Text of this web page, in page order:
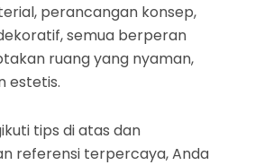
perancangan konsep,
semua berperan
ruang yang nyaman,
estetis.
tips di atas dan
referensi terpercaya, Anda